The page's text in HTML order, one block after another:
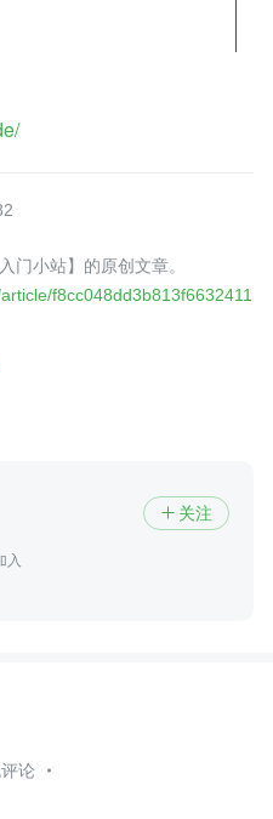
门小站】的原创文章。
f8cc048dd3b813f6632411
 关注
入
论